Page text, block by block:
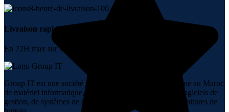
Livraison rapide.
En 72H max sur tout le Maroc.
Group IT est une société spécialisée dans la vente en ligne au Maroc
de matériel informatique, de réseaux, de téléphonie, de logiciels de
gestion, de systèmes de sécurité, d’audiovisuel et de fournitures de